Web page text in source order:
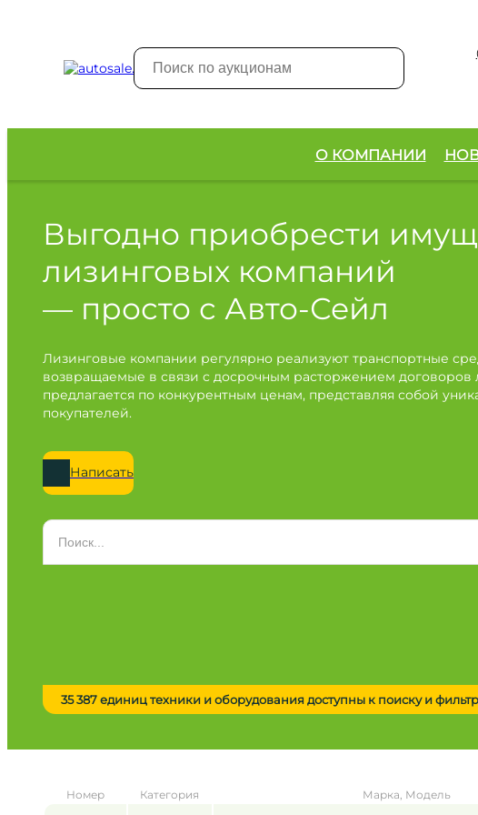
О КОМПАНИИ
Выгодно приобрести
лизинговых компаний
— просто с Авто-Сейл
Лизинговые компании регулярно реализуют транспортные
возвращаемые в связи с досрочным расторжением договоров
предлагается по конкурентным ценам, представляя собой
покупателей.
Написать
Сначала выберите марку
Город / регион
35 387 единиц техники и оборудования доступны к поиску и
Номер Категория Марка, Модель